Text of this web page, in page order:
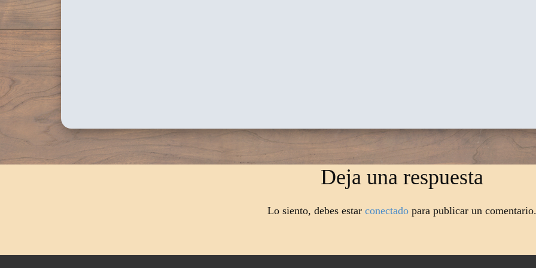
Deja una respuesta
Lo siento, debes estar conectado para publicar un comentario.